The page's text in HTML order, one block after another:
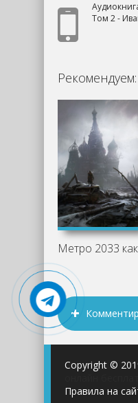
Том 2 -
Рекомендуем:
Copyright ©
Правила на